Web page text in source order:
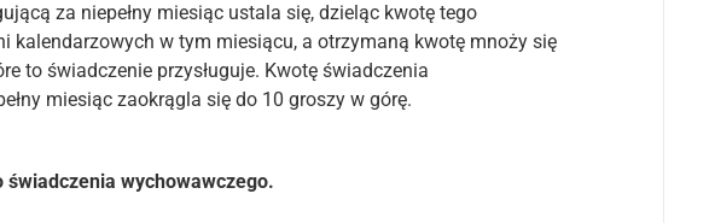
za niepełny miesiąc ustala się, dzieląc kwotę tego
kalendarzowych w tym miesiącu, a otrzymaną kwotę mnoży się
to świadczenie przysługuje. Kwotę świadczenia
miesiąc zaokrągla się do 10 groszy w górę.
wychowawczego.